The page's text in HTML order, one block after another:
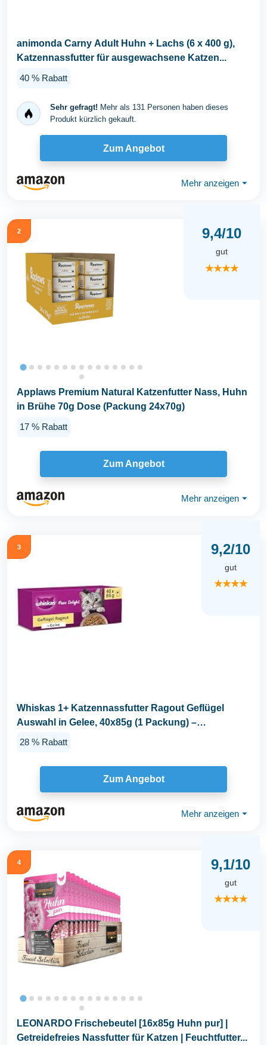
animonda Carny Adult Huhn + Lachs (6 x 400 g),
Katzennassfutter für ausgewachsene Katzen...
40 % Rabatt
Sehr gefragt! Mehr als 131 Personen haben dieses
Produkt kürzlich gekauft.
Zum Angebot
Mehr anzeigen ⏷
2 9,4/10
gut
★★★★
Applaws Premium Natural Katzenfutter Nass, Huhn
in Brühe 70g Dose (Packung 24x70g)
17 % Rabatt
Zum Angebot
Mehr anzeigen ⏷
3 9,2/10
gut
★★★★
Whiskas 1+ Katzennassfutter Ragout Geflügel
Auswahl in Gelee, 40x85g (1 Packung) –
Hochwertiges...
28 % Rabatt
Zum Angebot
Mehr anzeigen ⏷
4 9,1/10
gut
★★★★
LEONARDO Frischebeutel [16x85g Huhn pur] |
Getreidefreies Nassfutter für Katzen | Feuchtfutter...